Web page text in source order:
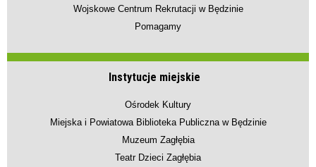
Wojskowe Centrum Rekrutacji w Będzinie
Pomagamy
Instytucje miejskie
Ośrodek Kultury
Miejska i Powiatowa Biblioteka Publiczna w Będzinie
Muzeum Zagłębia
Teatr Dzieci Zagłębia